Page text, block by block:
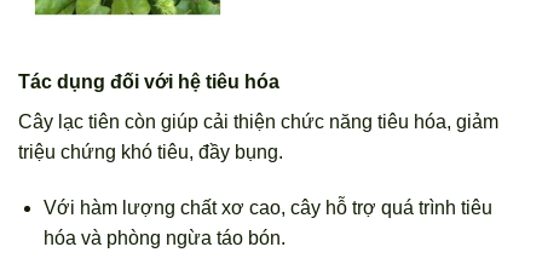
Tác dụng đối với hệ tiêu hóa
Cây lạc tiên còn giúp cải thiện chức năng tiêu hóa, giảm
triệu chứng khó tiêu, đầy bụng.
Với hàm lượng chất xơ cao, cây hỗ trợ quá trình tiêu
hóa và phòng ngừa táo bón.